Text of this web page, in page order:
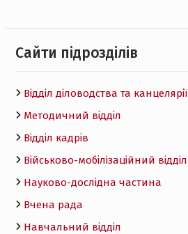
Cайти підрозділів
Відділ діловодства та канцелярії
Методичний відділ
Відділ кадрів
Військово-мобілізаційний відділ
Науково-дослідна частина
Вчена рада
Навчальний відділ